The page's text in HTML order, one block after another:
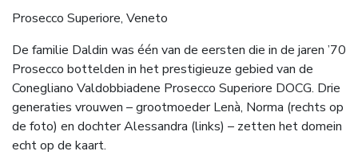
Prosecco Superiore, Veneto
De familie Daldin was één van de eersten die in de jaren ’70
Prosecco bottelden in het prestigieuze gebied van de
Conegliano Valdobbiadene Prosecco Superiore DOCG. Drie
generaties vrouwen – grootmoeder Lenà, Norma (rechts op
de foto) en dochter Alessandra (links) – zetten het domein
echt op de kaart.